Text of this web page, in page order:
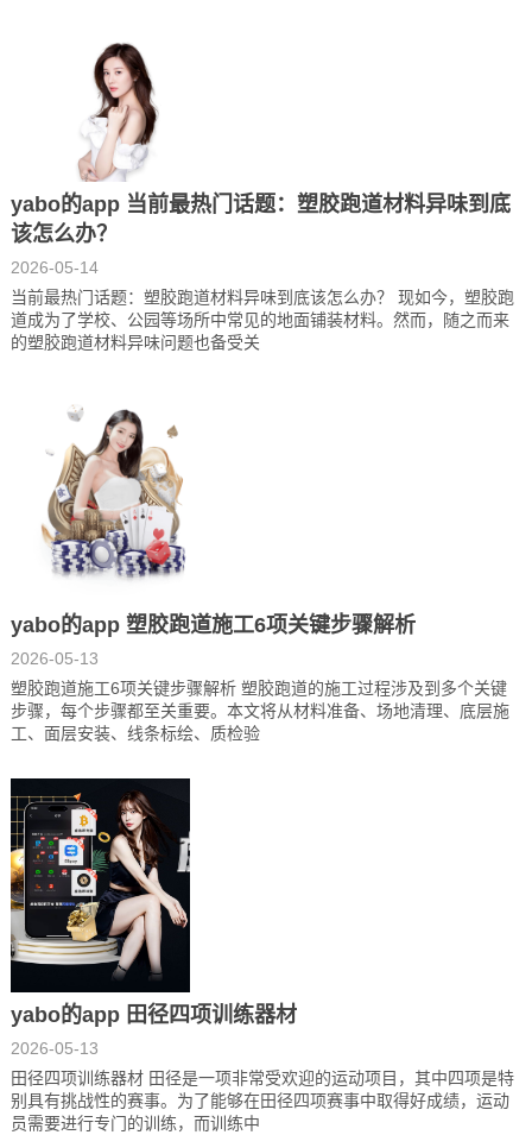
yabo的app 当前最热门话题：塑胶跑道材料异味到底
该怎么办？
2026-05-14
当前最热门话题：塑胶跑道材料异味到底该怎么办？ 现如今，塑胶跑
道成为了学校、公园等场所中常见的地面铺装材料。然而，随之而来
的塑胶跑道材料异味问题也备受关
yabo的app 塑胶跑道施工6项关键步骤解析
2026-05-13
塑胶跑道施工6项关键步骤解析 塑胶跑道的施工过程涉及到多个关键
步骤，每个步骤都至关重要。本文将从材料准备、场地清理、底层施
工、面层安装、线条标绘、质检验
yabo的app 田径四项训练器材
2026-05-13
田径四项训练器材 田径是一项非常受欢迎的运动项目，其中四项是特
别具有挑战性的赛事。为了能够在田径四项赛事中取得好成绩，运动
员需要进行专门的训练，而训练中